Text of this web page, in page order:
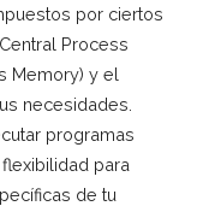
por ciertos
Process
Memory) y el
necesidades.
programas
para
de tu